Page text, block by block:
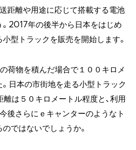
距離や用途に応じて搭載する電池
2017年の後半から日本をはじめ
型トラックを販売を開始します。
荷物を積んだ場合で１００キロメ
日本の市街地を走る小型トラック
は５０キロメートル程度と、利用
後さらにｅキャンターのようなト
ではないでしょうか。